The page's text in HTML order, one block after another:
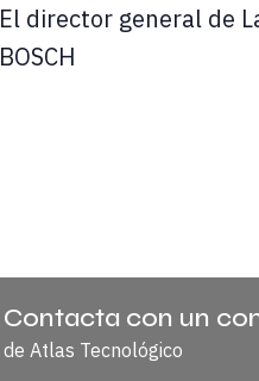
El director general de
BOSCH
Acabáis de
Contacta con un
de Atlas Tecnológico